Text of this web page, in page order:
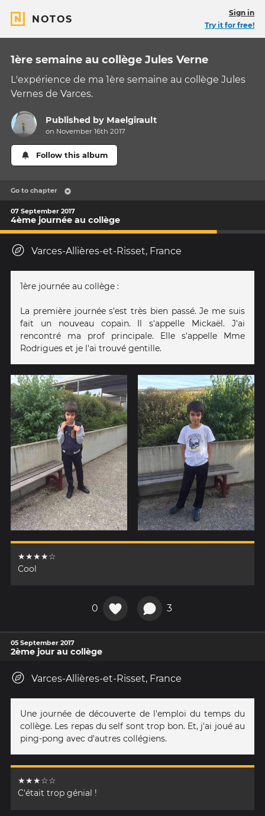
NOTOS
Sign in
Try it for free!
1ère semaine au collège Jules Verne
L'expérience de ma 1ère semaine au collège Jules
Vernes de Varces.
Published by Maelgirault
on November 16th 2017
Follow this album
Go to chapter
07 September 2017
4ème journée au collège
Varces-Allières-et-Risset, France
1ère journée au collège :
La première journée s'est très bien passé. Je me suis
fait un nouveau copain. Il s'appelle Mickaël. J'ai
rencontré ma prof principale. Elle s'appelle Mme
Rodrigues et je l'ai trouvé gentille.
★★★★☆
Cool
0 3
05 September 2017
2ème jour au collège
Varces-Allières-et-Risset, France
Une journée de découverte de l'emploi du temps du
collège. Les repas du self sont trop bon. Et, j'ai joué au
ping-pong avec d'autres collégiens.
★★★☆☆
C'était trop génial !